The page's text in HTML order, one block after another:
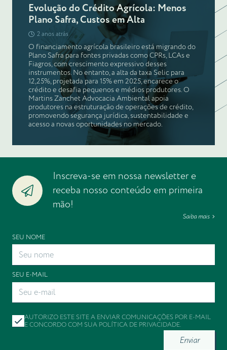
Evolução do Crédito Agrícola: Menos
Plano Safra, Custos em Alta
2 anos atrás
O financiamento agrícola brasileiro está migrando do
Plano Safra para fontes privadas como CPRs, LCAs e
Fiagros, com crescimento expressivo desses
instrumentos. No entanto, a alta da taxa Selic para
12,25%, projetada para 15% em 2025, encarece o
crédito e desafia pequenos e médios produtores. O
Martins Zanchet Advocacia Ambiental apoia
produtores na estruturação de operações de crédito,
promovendo segurança jurídica, sustentabilidade e
acesso a novas oportunidades no mercado.
Inscreva-se em nossa newsletter e
receba nosso conteúdo em primeira
mão!
Saiba mais
SEU NOME
SEU E-MAIL
AUTORIZO ESTE SITE A ENVIAR COMUNICAÇÕES POR E-MAIL
E CONCORDO COM SUA POLÍTICA DE PRIVACIDADE.
Enviar